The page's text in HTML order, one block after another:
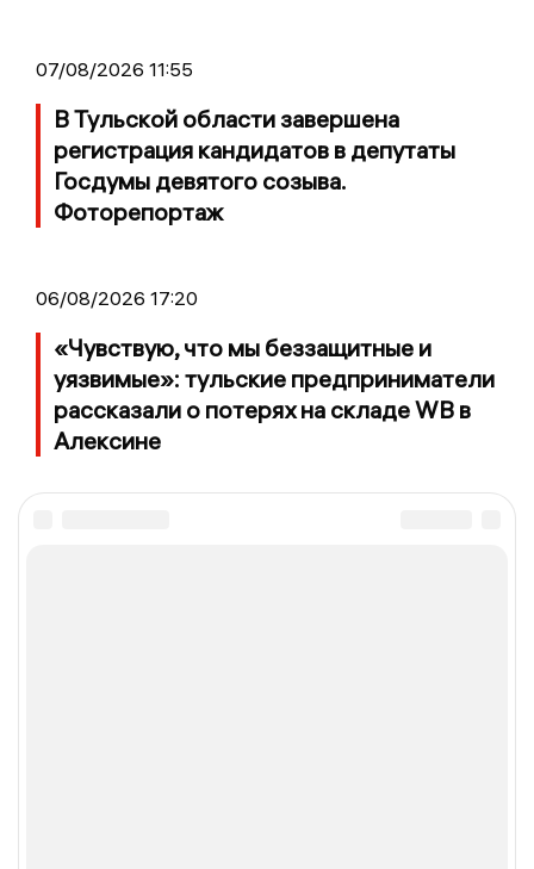
07/08/2026 11:55
В Тульской области завершена
регистрация кандидатов в депутаты
Госдумы девятого созыва.
Фоторепортаж
06/08/2026 17:20
«Чувствую, что мы беззащитные и
уязвимые»: тульские предприниматели
рассказали о потерях на складе WB в
Алексине